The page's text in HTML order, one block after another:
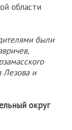
области
были
Лезова и
округ